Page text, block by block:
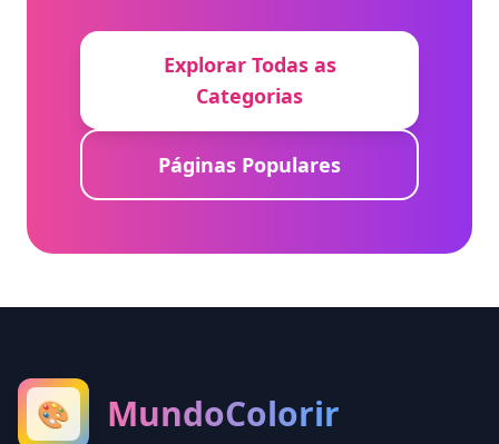
Explorar Todas as
Categorias
Páginas Populares
🎨 MundoColorir